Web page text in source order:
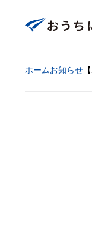
ホームお知らせ